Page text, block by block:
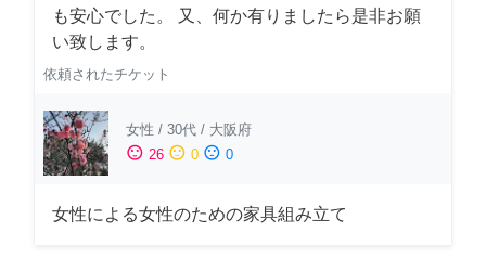
も安心でした。 又、何か有りましたら是非お願
い致します。
依頼されたチケット
女性 / 30代 / 大阪府
sentiment_satisfied 26 sentiment_neutral 0 sentiment_dissatisfied 0
女性による女性のための家具組み立て